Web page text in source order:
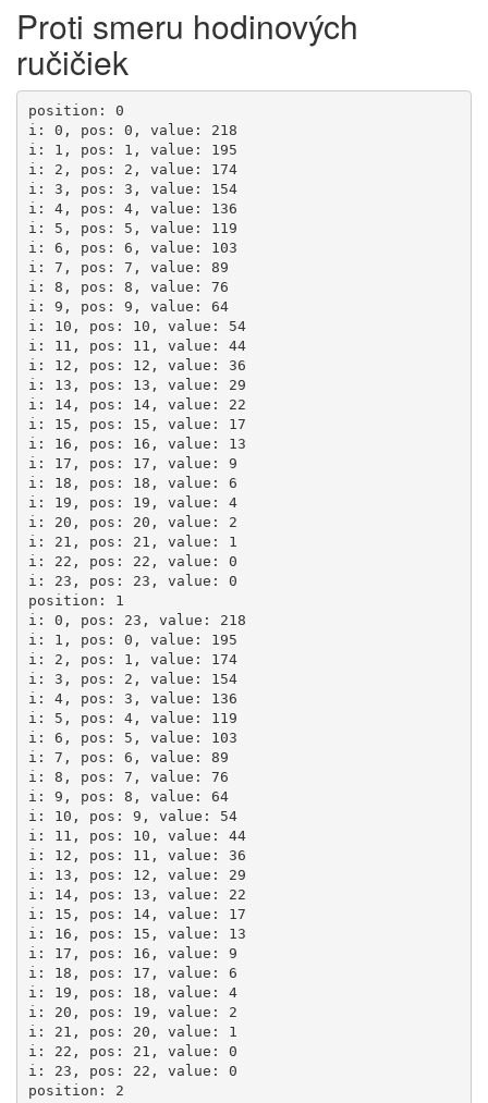
Proti smeru hodinových
ručičiek
position: 0
i: 0, pos: 0, value: 218
i: 1, pos: 1, value: 195
i: 2, pos: 2, value: 174
i: 3, pos: 3, value: 154
i: 4, pos: 4, value: 136
i: 5, pos: 5, value: 119
i: 6, pos: 6, value: 103
i: 7, pos: 7, value: 89
i: 8, pos: 8, value: 76
i: 9, pos: 9, value: 64
i: 10, pos: 10, value: 54
i: 11, pos: 11, value: 44
i: 12, pos: 12, value: 36
i: 13, pos: 13, value: 29
i: 14, pos: 14, value: 22
i: 15, pos: 15, value: 17
i: 16, pos: 16, value: 13
i: 17, pos: 17, value: 9
i: 18, pos: 18, value: 6
i: 19, pos: 19, value: 4
i: 20, pos: 20, value: 2
i: 21, pos: 21, value: 1
i: 22, pos: 22, value: 0
i: 23, pos: 23, value: 0
position: 1
i: 0, pos: 23, value: 218
i: 1, pos: 0, value: 195
i: 2, pos: 1, value: 174
i: 3, pos: 2, value: 154
i: 4, pos: 3, value: 136
i: 5, pos: 4, value: 119
i: 6, pos: 5, value: 103
i: 7, pos: 6, value: 89
i: 8, pos: 7, value: 76
i: 9, pos: 8, value: 64
i: 10, pos: 9, value: 54
i: 11, pos: 10, value: 44
i: 12, pos: 11, value: 36
i: 13, pos: 12, value: 29
i: 14, pos: 13, value: 22
i: 15, pos: 14, value: 17
i: 16, pos: 15, value: 13
i: 17, pos: 16, value: 9
i: 18, pos: 17, value: 6
i: 19, pos: 18, value: 4
i: 20, pos: 19, value: 2
i: 21, pos: 20, value: 1
i: 22, pos: 21, value: 0
i: 23, pos: 22, value: 0
position: 2